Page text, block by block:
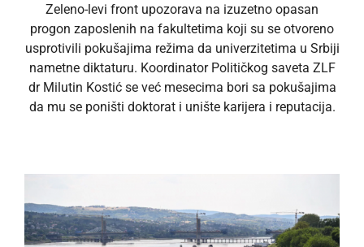
Zeleno-levi front upozorava na izuzetno opasan
progon zaposlenih na fakultetima koji su se otvoreno
usprotivili pokušajima režima da univerzitetima u Srbiji
nametne diktaturu. Koordinator Političkog saveta ZLF
dr Milutin Kostić se već mesecima bori sa pokušajima
da mu se poništi doktorat i unište karijera i reputacija.